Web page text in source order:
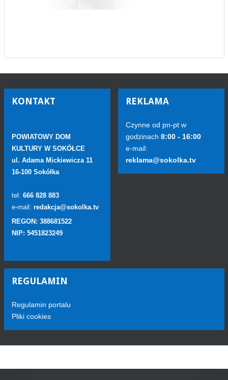
KONTAKT
POWIATOWY DOM
KULTURY W SOKÓŁCE
ul. Adama Mickiewicza 11
16-100 Sokółka
tel: 666 828 883
e-mail: redakcja@sokolka.tv
REGON: 388681522
NIP: 5451823249
REKLAMA
Czynne od pn-pt w
godzinach 8:00 - 16:00
e-mail:
reklama@sokolka.tv
REGULAMIN
Regulamin portalu
Pliki cookies